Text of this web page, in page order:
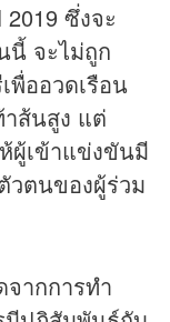
ซึ่งจะ
นี้ จะไม่ถูก
ออวดเรือน
าส้นสูง แต่
ผู้เข้าแข่งขันมี
วตนของผู้ร่วม
ากการทำ